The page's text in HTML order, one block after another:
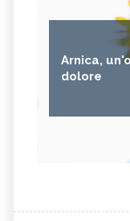
Arnica,
dolore